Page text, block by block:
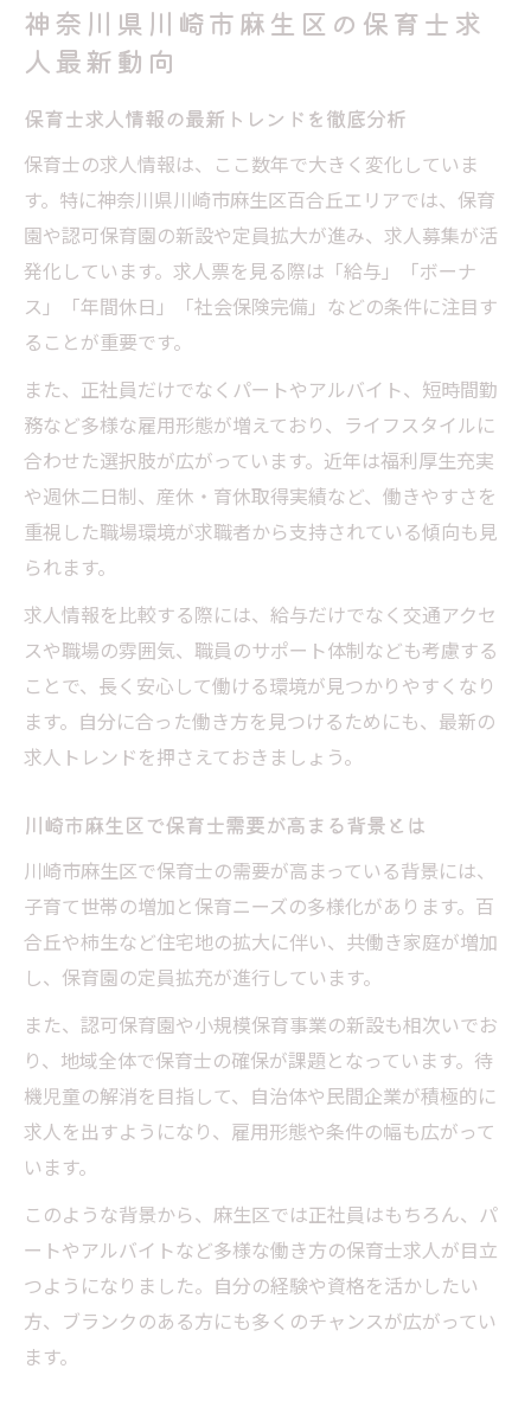
神奈川県川崎市麻生区の保育士求
人最新動向
保育士求人情報の最新トレンドを徹底分析
保育士の求人情報は、ここ数年で大きく変化していま
す。特に神奈川県川崎市麻生区百合丘エリアでは、保育
園や認可保育園の新設や定員拡大が進み、求人募集が活
発化しています。求人票を見る際は「給与」「ボーナ
ス」「年間休日」「社会保険完備」などの条件に注目す
ることが重要です。
また、正社員だけでなくパートやアルバイト、短時間勤
務など多様な雇用形態が増えており、ライフスタイルに
合わせた選択肢が広がっています。近年は福利厚生充実
や週休二日制、産休・育休取得実績など、働きやすさを
重視した職場環境が求職者から支持されている傾向も見
られます。
求人情報を比較する際には、給与だけでなく交通アクセ
スや職場の雰囲気、職員のサポート体制なども考慮する
ことで、長く安心して働ける環境が見つかりやすくなり
ます。自分に合った働き方を見つけるためにも、最新の
求人トレンドを押さえておきましょう。
川崎市麻生区で保育士需要が高まる背景とは
川崎市麻生区で保育士の需要が高まっている背景には、
子育て世帯の増加と保育ニーズの多様化があります。百
合丘や柿生など住宅地の拡大に伴い、共働き家庭が増加
し、保育園の定員拡充が進行しています。
また、認可保育園や小規模保育事業の新設も相次いでお
り、地域全体で保育士の確保が課題となっています。待
機児童の解消を目指して、自治体や民間企業が積極的に
求人を出すようになり、雇用形態や条件の幅も広がって
います。
このような背景から、麻生区では正社員はもちろん、パ
ートやアルバイトなど多様な働き方の保育士求人が目立
つようになりました。自分の経験や資格を活かしたい
方、ブランクのある方にも多くのチャンスが広がってい
ます。